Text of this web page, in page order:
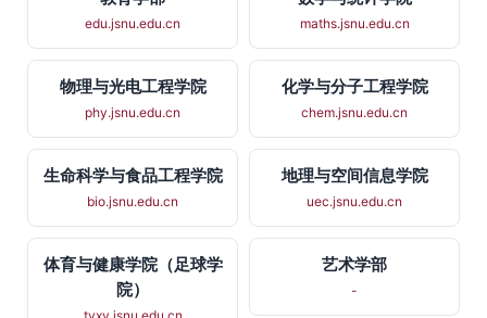
edu.jsnu.edu.cn maths.jsnu.edu.cn
物理与光电工程学院
phy.jsnu.edu.cn
化学与分子工程学院
chem.jsnu.edu.cn
生命科学与食品工程学院
bio.jsnu.edu.cn
地理与空间信息学院
uec.jsnu.edu.cn
体育与健康学院（足球学
院）
艺术学部
-